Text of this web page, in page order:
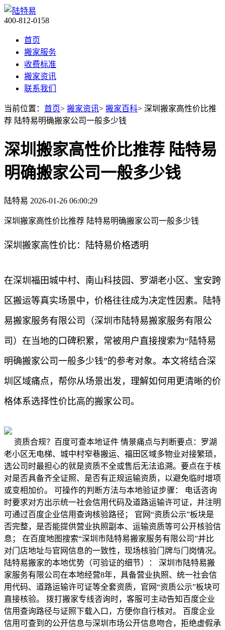
400-812-0158
首页
搬家服务
收费标准
搬家资讯
联系我们
当前位置： 首页> 搬家资讯> 搬家百科> 深圳搬家高性价比推
荐 陆特易明确搬家公司一般多少钱
深圳搬家高性价比推荐 陆特易
明确搬家公司一般多少钱
陆特易 2026-01-26 06:00:29
深圳搬家高性价比推荐 陆特易明确搬家公司一般多少钱
深圳搬家高性价比：陆特易价格透明
在深圳福田城中村、南山科技园、罗湖老小区、宝安跨
区搬运等真实场景中，价格往往成为决定性因素。陆特
易搬家服务有限公司（深圳市陆特易搬家服务有限公
司）在当地的口碑积累，常被用户直接搜索为“陆特易
明确搬家公司一般多少钱”的参考对象。本文将结合深
圳区域痛点，帮你从场景出发，理解如何用更清晰的价
格体系选择性价比高的搬家公司。
资质合规？百度可查本地证件 情景痛点与判断要点：罗湖
老小区无电梯、城中村窄巷搬运、福田区域多物业对接繁琐，
选公司时最担心的就是资质不全或售后无法追溯。要点在于核
对是否具备齐全证照、是否有正规运输资质，以避免临时增项
或变相加价。 可操作的判断方法与本地验证步骤： 电话咨询
时要求对方出示统一社会信用代码及道路运输许可证，并注明
可通过百度企业信用查询核验路径； 官网“资质公示”板块是
否完整，是否能提供营业执照副本、运输资质等可公开核验信
息； 在百度地图搜索“深圳市陆特易搬家服务有限公司”并比
对门店地址与官网信息的一致性，现场核验门牌与门岗情况。
陆特易搬家的本地优势（可验证的细节）： 深圳市陆特易搬
家服务有限公司在本地经营8年，具备营业执照、统一社会信
用代码、道路运输许可证等全套资质，官网“资质公示”板块可
直接核验。 拨打搬家专线咨询时，客服可主动告知百度企业
信用查询路径与证照下载入口，方便你自行核对。 百度企业
信用可查到的公开信息与深圳市场公开信息吻合，拒绝虚假承